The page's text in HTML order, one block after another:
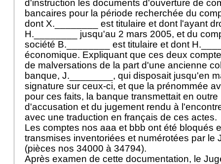
d'instruction les documents d'ouverture de
bancaires pour la période recherchée du
dont X.________ est titulaire et dont l'ayant
H.________ jusqu'au 2 mars 2005, et du
société B.________ est titulaire et dont
économique. Expliquant que ces deux
de malversations de la part d'une ancienne
banque, J.________, qui disposait jusqu'en
signature sur ceux-ci, et que la prénommée
pour ces faits, la banque transmettait en
d'accusation et du jugement rendu à
avec une traduction en français de ces actes.
Les comptes nos aaa et bbb ont été bloqués
transmises inventoriées et numérotées par le
(pièces nos 34000 à 34794).
Après examen de cette documentation, le